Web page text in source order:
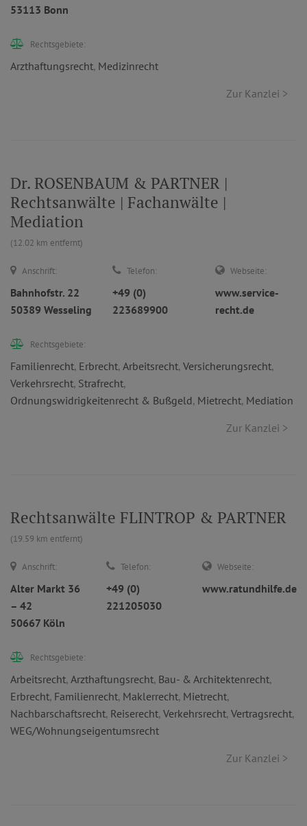
53113 Bonn
Rechtsgebiete:
Arzthaftungsrecht, Medizinrecht
Zur Kanzlei >
Dr. ROSENBAUM & PARTNER |
Rechtsanwälte | Fachanwälte |
Mediation
(12.02 km entfernt)
Anschrift:
Bahnhofstr. 22
50389 Wesseling
Telefon:
+49 (0)
223689900
Webseite:
www.service-
recht.de
Rechtsgebiete:
Familienrecht, Erbrecht, Arbeitsrecht, Versicherungsrecht,
Verkehrsrecht, Strafrecht,
Ordnungswidrigkeitenrecht & Bußgeld, Mietrecht, Mediation
Zur Kanzlei >
Rechtsanwälte FLINTROP & PARTNER
(19.59 km entfernt)
Anschrift:
Alter Markt 36
– 42
50667 Köln
Telefon:
+49 (0)
221205030
Webseite:
www.ratundhilfe.de
Rechtsgebiete:
Arbeitsrecht, Arzthaftungsrecht, Bau- & Architektenrecht,
Erbrecht, Familienrecht, Maklerrecht, Mietrecht,
Nachbarschaftsrecht, Reiserecht, Verkehrsrecht, Vertragsrecht,
WEG/Wohnungseigentumsrecht
Zur Kanzlei >